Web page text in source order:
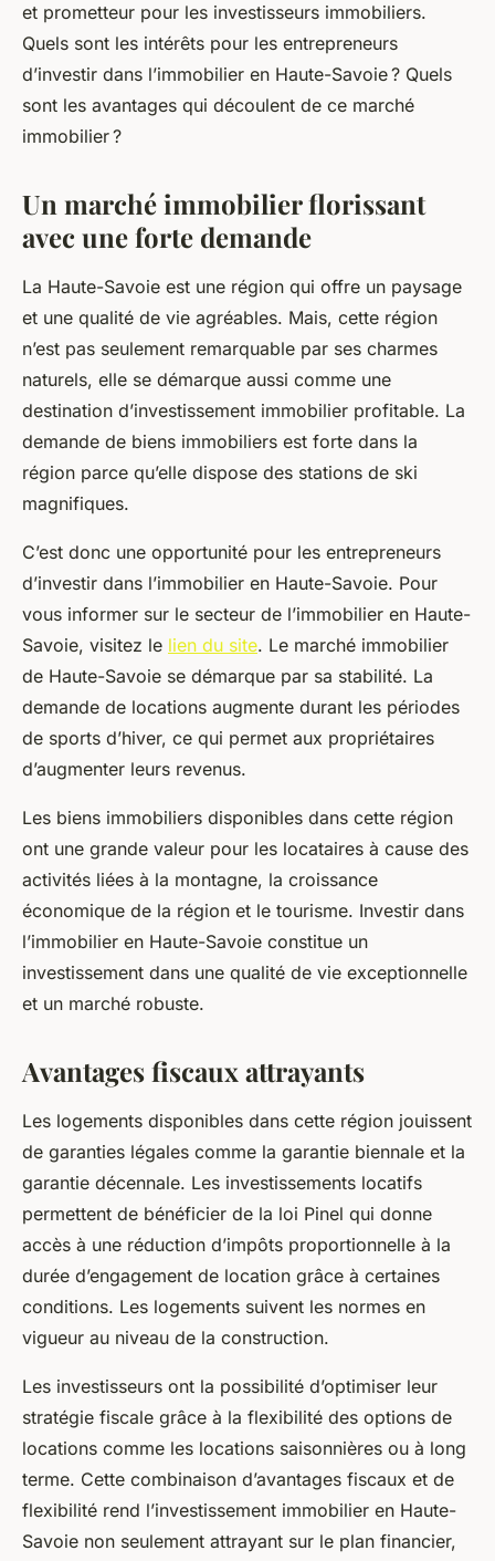
armand•3 février 2024•2 min de lecture
et prometteur pour les investisseurs immobiliers.
Quels sont les intérêts pour les entrepreneurs
d’investir dans l’immobilier en Haute-Savoie ? Quels
sont les avantages qui découlent de ce marché
immobilier ?
Un marché immobilier florissant
avec une forte demande
La Haute-Savoie est une région qui offre un paysage
et une qualité de vie agréables. Mais, cette région
n’est pas seulement remarquable par ses charmes
naturels, elle se démarque aussi comme une
destination d’investissement immobilier profitable. La
demande de biens immobiliers est forte dans la
région parce qu’elle dispose des stations de ski
magnifiques.
C’est donc une opportunité pour les entrepreneurs
d’investir dans l’immobilier en Haute-Savoie. Pour
vous informer sur le secteur de l’immobilier en Haute-
Savoie, visitez le lien du site. Le marché immobilier
de Haute-Savoie se démarque par sa stabilité. La
demande de locations augmente durant les périodes
de sports d’hiver, ce qui permet aux propriétaires
d’augmenter leurs revenus.
Les biens immobiliers disponibles dans cette région
ont une grande valeur pour les locataires à cause des
activités liées à la montagne, la croissance
économique de la région et le tourisme. Investir dans
l’immobilier en Haute-Savoie constitue un
investissement dans une qualité de vie exceptionnelle
et un marché robuste.
Avantages fiscaux attrayants
Les logements disponibles dans cette région jouissent
de garanties légales comme la garantie biennale et la
garantie décennale. Les investissements locatifs
permettent de bénéficier de la loi Pinel qui donne
accès à une réduction d’impôts proportionnelle à la
durée d’engagement de location grâce à certaines
conditions. Les logements suivent les normes en
vigueur au niveau de la construction.
Les investisseurs ont la possibilité d’optimiser leur
stratégie fiscale grâce à la flexibilité des options de
locations comme les locations saisonnières ou à long
terme. Cette combinaison d’avantages fiscaux et de
flexibilité rend l’investissement immobilier en Haute-
Savoie non seulement attrayant sur le plan financier,